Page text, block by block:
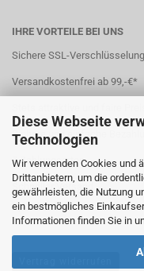
Diese Webseite
Technologien
Wir verwenden Cookies und
Drittanbietern, um die
gewährleisten, die Nutzung
ein bestmögliches
Informationen finden Sie in
IHRE VORTEILE BEI UNS
Sichere SSL-Verschlüsselung
Versandkostenfrei ab 99,-€*
Sichere und einfache
7 Zahlungsarten
Schneller Versand
*(Ausland abweichend)